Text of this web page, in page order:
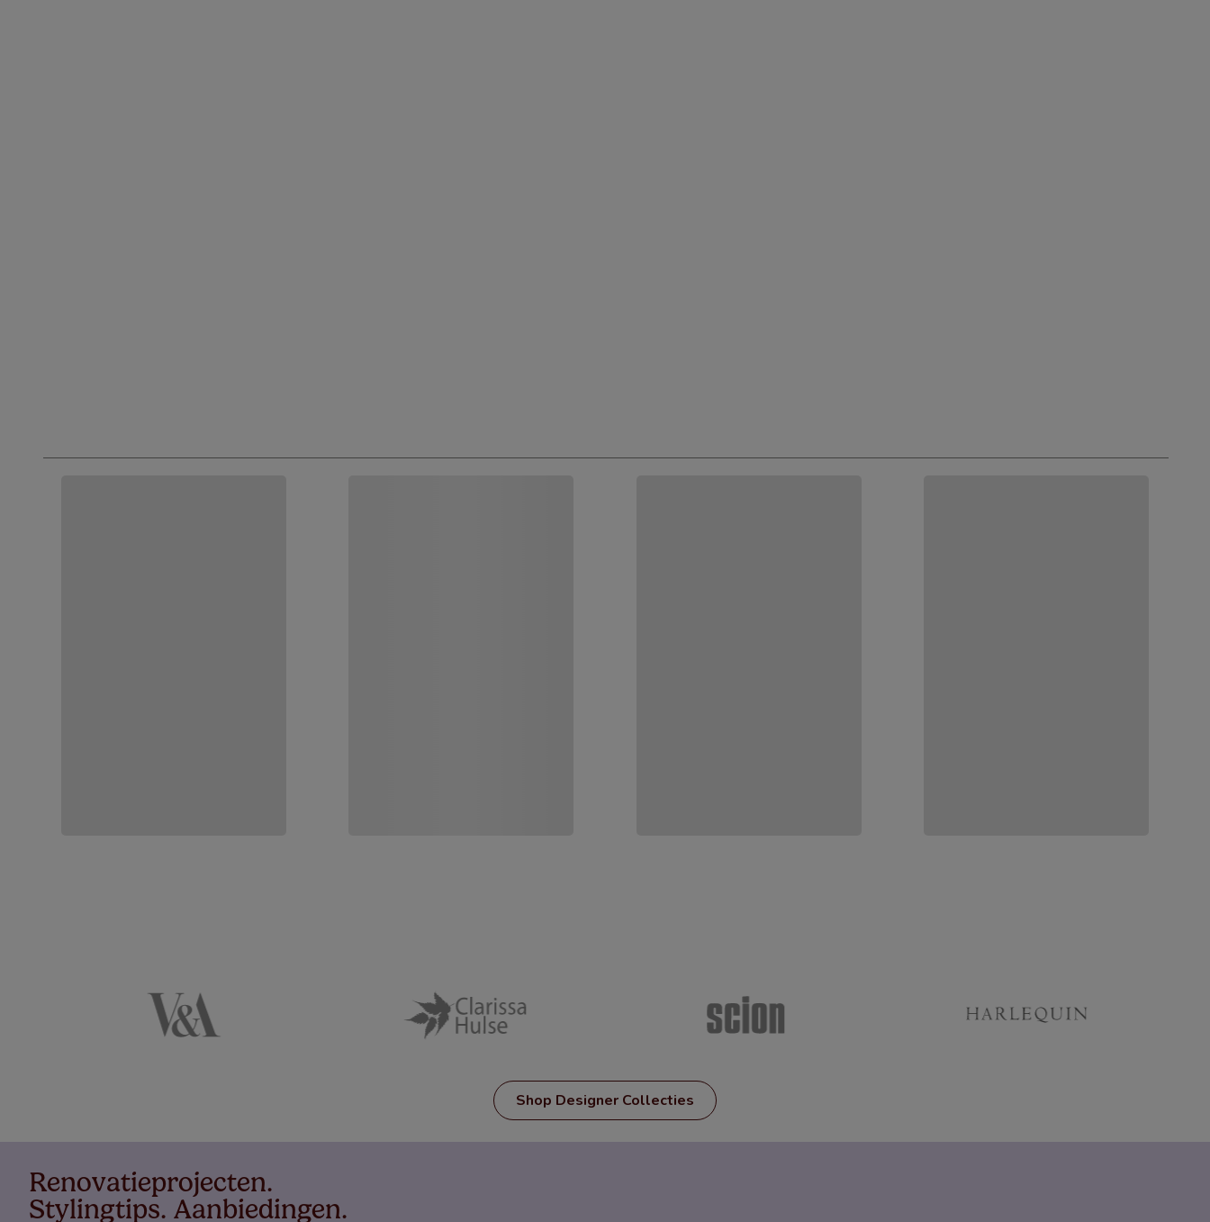
Shop Designer Collecties
Renovatieprojecten.
Stylingtips. Aanbiedingen.